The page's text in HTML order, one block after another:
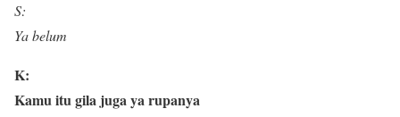
S:
Ya belum
K:
Kamu itu gila juga ya rupanya